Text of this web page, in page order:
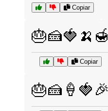
Copiar
🎂🍰🍓🍌🍯
Copiar
🎂🍰🍦🍓🎉